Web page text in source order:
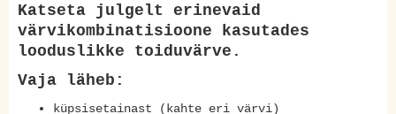
Katseta julgelt erinevaid
värvikombinatisioone kasutades
looduslikke toiduvärve.
Vaja läheb:
küpsisetainast (kahte eri värvi)